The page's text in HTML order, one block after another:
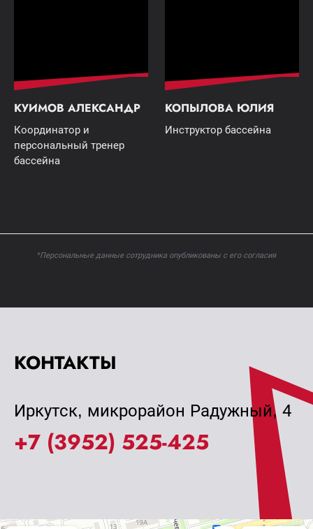
КУИМОВ АЛЕКСАНДР
Координатор и
персональный тренер
бассейна
КОПЫЛОВА ЮЛИЯ
Инструктор бассейна
*Персональные данные сотрудника опубликованы с его согласия
КОНТАКТЫ
Иркутск, микрорайон Радужный, 4
+7 (3952) 525-425